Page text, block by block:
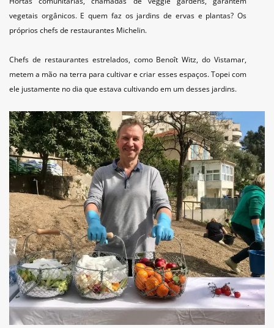
vegetais orgânicos. E quem faz os jardins de ervas e plantas? Os
próprios chefs de restaurantes Michelin.
Chefs de restaurantes estrelados, como Benoît Witz, do Vistamar,
metem a mão na terra para cultivar e criar esses espaços. Topei com
ele justamente no dia que estava cultivando em um desses jardins.